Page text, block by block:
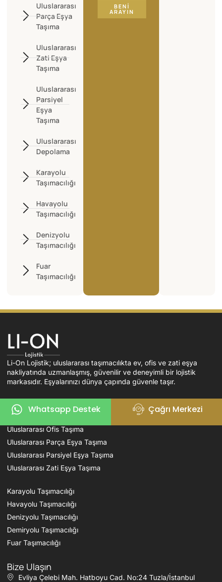
Uluslararası
Parça Eşya
Taşıma
Uluslararası
Zati Eşya
Taşıma
Uluslararası
Parsiyel
Eşya
Taşıma
Uluslararası
Depolama
Karayolu
Taşımacılığı
Havayolu
Taşımacılığı
Denizyolu
Taşımacılığı
Fuar
Taşımacılığı
BENI
ARAYIN
Li-On Lojistik; uluslararası taşımacılıkta ev, ofis ve zati eşya
nakliyatında uzmanlaşmış, güvenilir ve deneyimli bir lojistik
markasıdır. Eşyalarınızı dünya çapında güvenle taşır.
Hizmetlerimiz
Uluslararası Evden Eve Nakliyat
Uluslararası Ofis Taşıma
Uluslararası Parça Eşya Taşıma
Uluslararası Parsiyel Eşya Taşıma
Uluslararası Zati Eşya Taşıma
Karayolu Taşımacılığı
Havayolu Taşımacılığı
Denizyolu Taşımacılığı
Demiryolu Taşımacılığı
Fuar Taşımacılığı
Bize Ulaşın
Evliya Çelebi Mah. Hatboyu Cad. No:24 Tuzla/İstanbul
Whatsapp Destek Çağrı Merkezi